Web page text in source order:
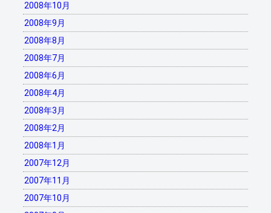
2008年10月
2008年9月
2008年8月
2008年7月
2008年6月
2008年4月
2008年3月
2008年2月
2008年1月
2007年12月
2007年11月
2007年10月